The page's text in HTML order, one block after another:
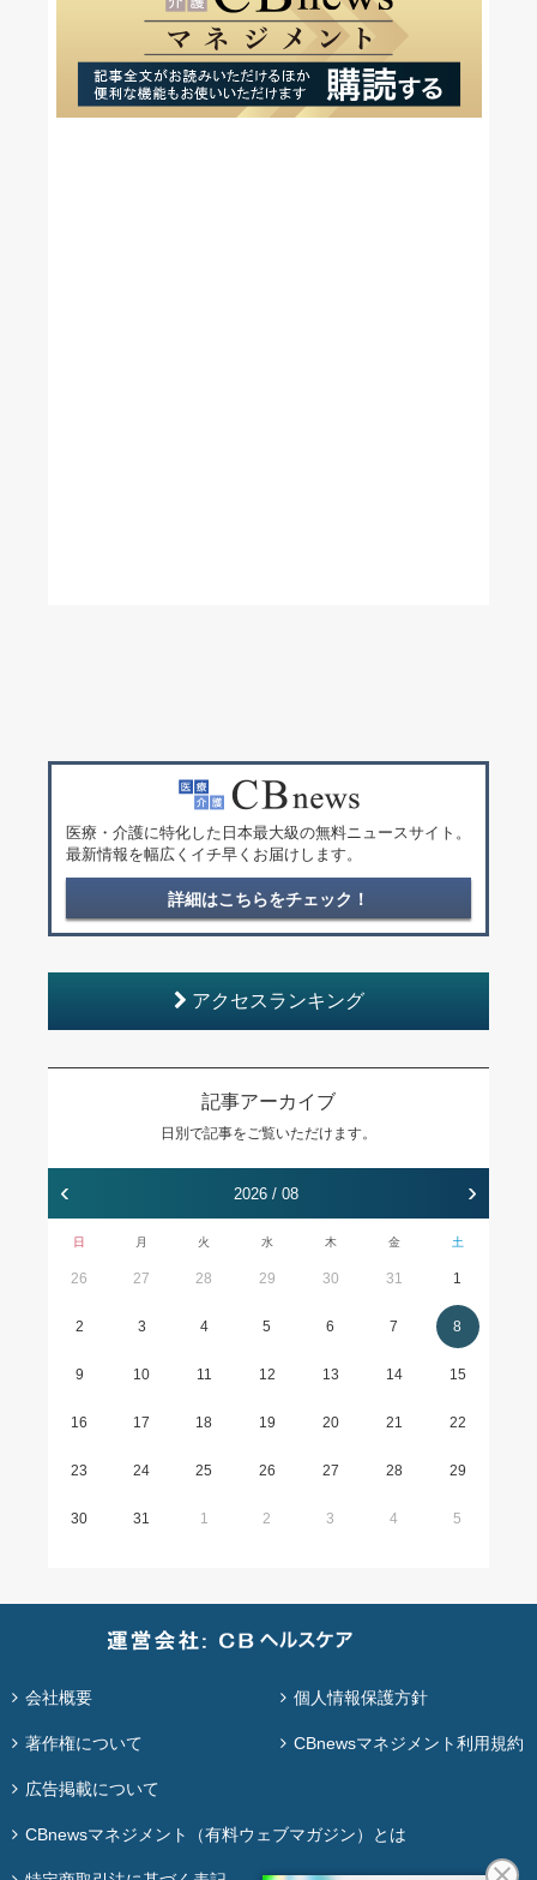
医療・介護に特化した日本最大級の無料ニュースサイト。
最新情報を幅広くイチ早くお届けします。
詳細はこちらをチェック！
アクセスランキング
記事アーカイブ
日別で記事をご覧いただけます。
‹ 2026 / 08 ›
日 月 火 水 木 金 土
26 27 28 29 30 31 1
2 3 4 5 6 7 8
9 10 11 12 13 14 15
16 17 18 19 20 21 22
23 24 25 26 27 28 29
30 31 1 2 3 4 5
会社概要 個人情報保護方針
著作権について CBnewsマネジメント利用規約
広告掲載について
CBnewsマネジメント（有料ウェブマガジン）とは